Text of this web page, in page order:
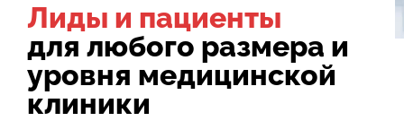
Лиды и пациенты
для любого размера и
уровня медицинской
клиники